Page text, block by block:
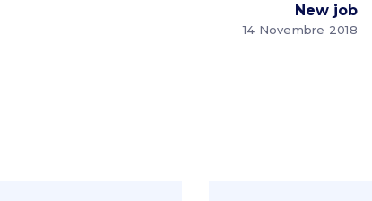
New job
14 Novembre 2018